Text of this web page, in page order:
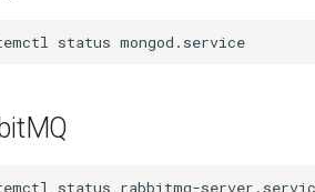
status
status